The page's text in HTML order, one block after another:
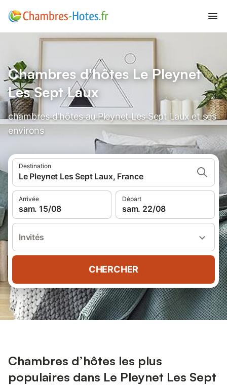
Chambres d'hôtes Le Pleynet
Les Sept Laux
chambres d'hôtes au Pleynet Les Sept Laux et ses
environs
Destination
Le Pleynet Les Sept Laux, France
Arrivée
sam. 15/08
Départ
sam. 22/08
Invités
CHERCHER
Chambres d’hôtes les plus
populaires dans Le Pleynet Les Sept